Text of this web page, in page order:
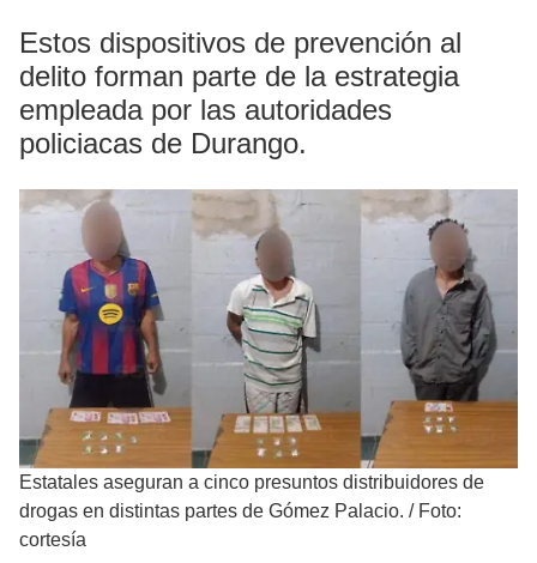
Estos dispositivos de prevención al
delito forman parte de la estrategia
empleada por las autoridades
policiacas de Durango.
Estatales aseguran a cinco presuntos distribuidores de
drogas en distintas partes de Gómez Palacio. / Foto:
cortesía